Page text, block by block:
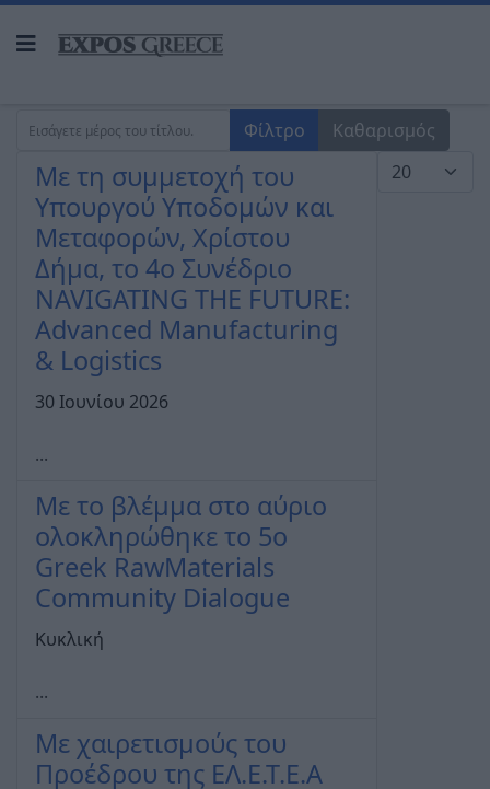
Εισάγετε μέρος του τίτλου. Φίλτρο
Καθαρισμός
Εμφάνιση #
Με τη συμμετοχή του
Υπουργού Υποδομών και
Μεταφορών, Χρίστου
Δήμα, το 4ο Συνέδριο
NAVIGATING THE FUTURE:
Advanced Manufacturing
& Logistics
30 Ιουνίου 2026
...
Με το βλέμμα στο αύριο
ολοκληρώθηκε το 5ο
Greek RawMaterials
Community Dialogue
Κυκλική
...
Με χαιρετισμούς του
Προέδρου της ΕΛ.Ε.Τ.Ε.Α